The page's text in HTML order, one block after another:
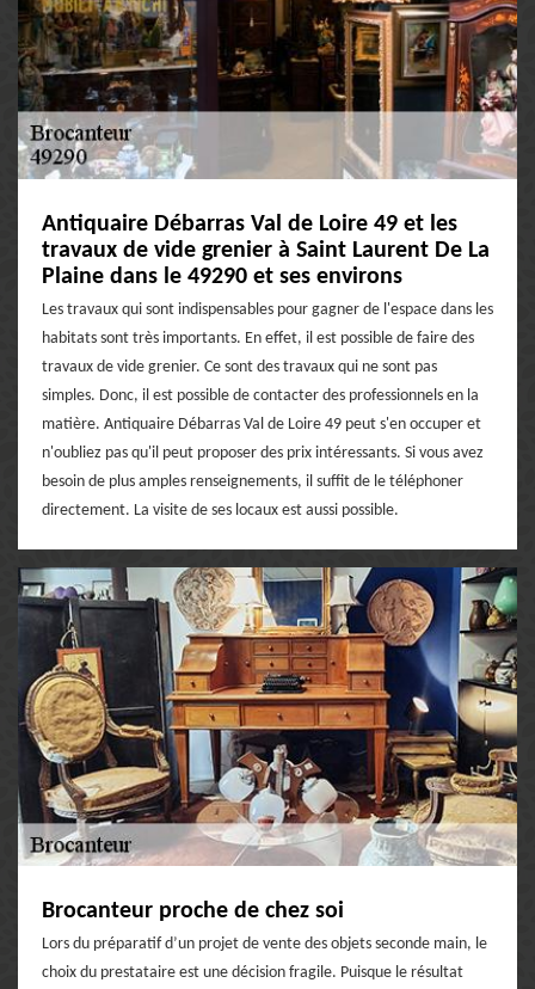
Antiquaire Débarras Val de Loire 49 et les
travaux de vide grenier à Saint Laurent De La
Plaine dans le 49290 et ses environs
Les travaux qui sont indispensables pour gagner de l'espace dans les
habitats sont très importants. En effet, il est possible de faire des
travaux de vide grenier. Ce sont des travaux qui ne sont pas
simples. Donc, il est possible de contacter des professionnels en la
matière. Antiquaire Débarras Val de Loire 49 peut s'en occuper et
n'oubliez pas qu'il peut proposer des prix intéressants. Si vous avez
besoin de plus amples renseignements, il suffit de le téléphoner
directement. La visite de ses locaux est aussi possible.
Brocanteur proche de chez soi
Lors du préparatif d’un projet de vente des objets seconde main, le
choix du prestataire est une décision fragile. Puisque le résultat